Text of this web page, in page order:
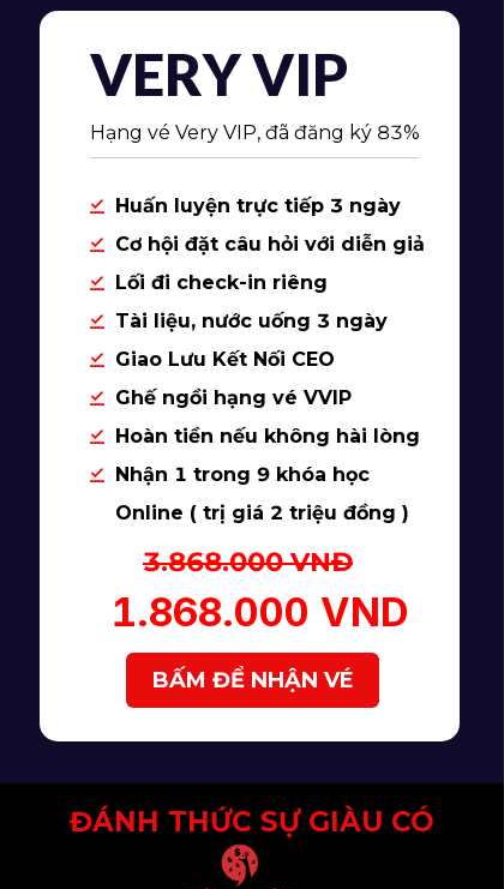
VERY VIP
Hạng vé Very VIP, đã đăng ký 83%
Huấn luyện trực tiếp 3 ngày
Cơ hội đặt câu hỏi với diễn giả
Lối đi check-in riêng
Tài liệu, nước uống 3 ngày
Giao Lưu Kết Nối CEO
Ghế ngồi hạng vé VVIP
Hoàn tiền nếu không hài lòng
Nhận 1 trong 9 khóa học
Online ( trị giá 2 triệu đồng )
BẤM ĐỂ NHẬN VÉ
1.868.000 VND
3.868.000 VNĐ
ĐÁNH THỨC SỰ GIÀU CÓ